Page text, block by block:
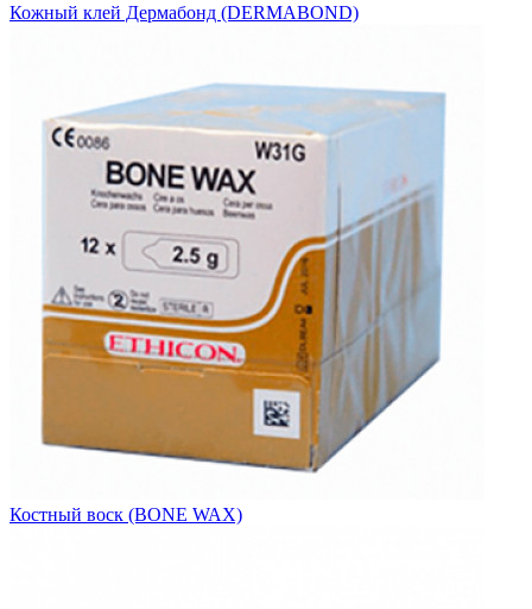
Кожный клей Дермабонд (DERMABOND)
Костный воск (BONE WAX)